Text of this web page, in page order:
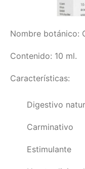
Nombre botánico:
Contenido: 10 ml.
Características:
Digestivo
Carminativo
Estimulante